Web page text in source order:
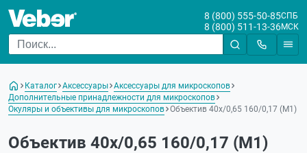
8 (800) 555-50-85СПБ
8 (800) 511-13-36МСК
Каталог Аксессуары Аксессуары для микроскопов
Дополнительные принадлежности для микроскопов
Окуляры и объективы для микроскопов Объектив 40х/0,65 160/0,17 (М1)
Объектив 40х/0,65 160/0,17 (М1)